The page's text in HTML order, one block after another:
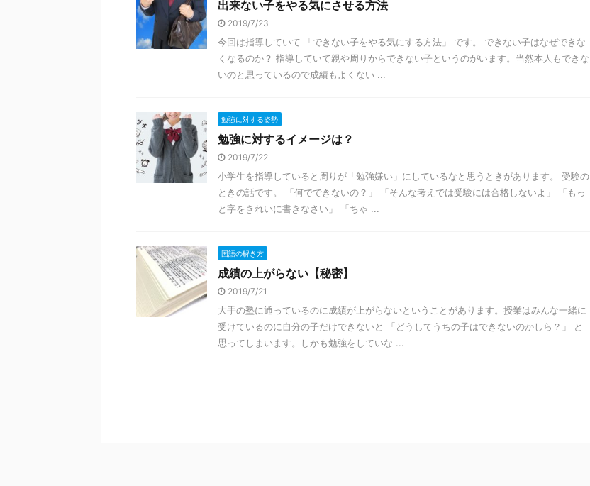
出来ない子をやる気にさせる方法
2019/7/23
今回は指導していて 「できない子をやる気にする方法」 です。 できない子はなぜできな
くなるのか？ 指導していて親や周りからできない子というのがいます。当然本人もできな
いのと思っているので成績もよくない ...
勉強に対する姿勢
勉強に対するイメージは？
2019/7/22
小学生を指導していると周りが「勉強嫌い」にしているなと思うときがあります。 受験の
ときの話です。 「何でできないの？」 「そんな考えでは受験には合格しないよ」 「もっ
と字をきれいに書きなさい」 「ちゃ ...
国語の解き方
成績の上がらない【秘密】
2019/7/21
大手の塾に通っているのに成績が上がらないということがあります。授業はみんな一緒に
受けているのに自分の子だけできないと 「どうしてうちの子はできないのかしら？」 と
思ってしまいます。しかも勉強をしていな ...